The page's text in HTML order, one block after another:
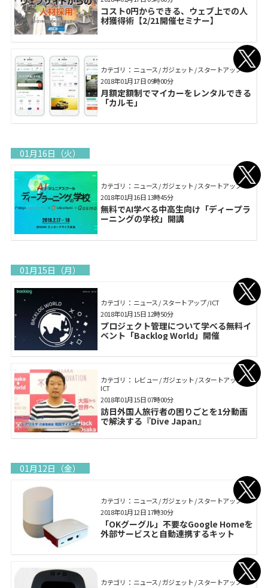
コスト0円からできる、ウェブ上での人
材獲得術【2/21開催セミナー】
カテゴリ： ニュース / ガジェット / スタートアップ
⽉額定額制でマイカーをレンタルできる
「カルモ」
2018年01月17日 09時00分
01月16日（火）
カテゴリ： ニュース / ガジェット / スタートアップ
無料でAI学べる中高生向け「ディープラ
ーニングの学校」開講
2018年01月16日 13時45分
01月15日（月）
カテゴリ： ニュース / スタートアップ / ICT
プロジェクト管理について学べる無料イ
ベント「Backlog World」開催
2018年01月15日 12時50分
カテゴリ： レビュー / ガジェット / スタートアップ /
ICT
訪日外国人旅行者の困りごとを1分動画
で解決する『Dive Japan』
2018年01月15日 07時00分
01月12日（金）
カテゴリ： ニュース / ガジェット / スタートアップ
「OKグーグル」不要なGoogle Homeを
外部サービスと自動連携するキット
2018年01月12日 17時30分
カテゴリ： ニュース / ガジェット / スタートアップ